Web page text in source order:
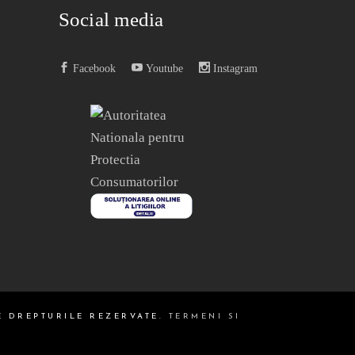
Social media
Facebook Youtube Instagram
REZERVATE. TERMENI SI